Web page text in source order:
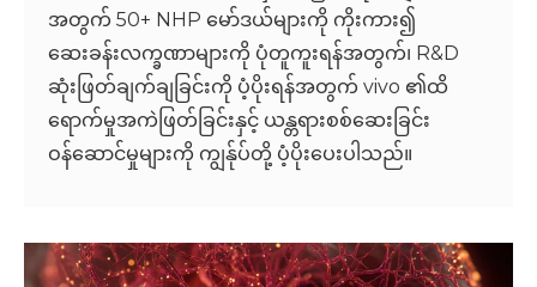
အတွက် 50+ NHP မော်ဒယ်များကို ကိုးကား၍
ဆေးခန်းလက္ခဏာများကို ပုံတူကူးရန်အတွက်၊ R&D
ဆုံးဖြတ်ချက်ချခြင်းကို ပံ့ပိုးရန်အတွက် vivo ၏ထိ
ရောက်မှုအကဲဖြတ်ခြင်းနှင့် ယန္တရားစစ်ဆေးခြင်း
ဝန်ဆောင်မှုများကို ကျွန်ုပ်တို့ ပံ့ပိုးပေးပါသည်။